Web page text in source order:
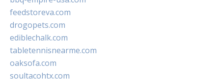
feedstoreva.com
drogopets.com
ediblechalk.com
tabletennisnearme.com
oaksofa.com
soultacohtx.com